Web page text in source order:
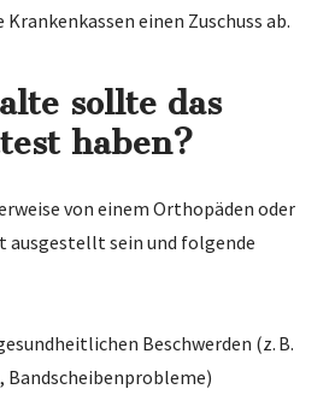
einen Zuschuss ab.
sollte das
haben?
von einem Orthopäden oder
ausgestellt sein und folgende
Beschwerden (z. B.
Bandscheibenprobleme)